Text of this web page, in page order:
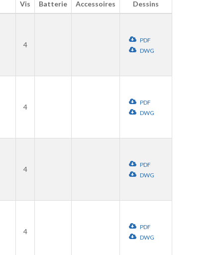
Vis Batterie Accessoires Dessins
4
PDF
DWG
4
PDF
DWG
4
PDF
DWG
4
PDF
DWG